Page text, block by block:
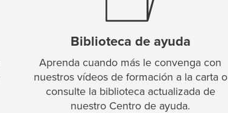
Biblioteca de ayuda
Aprenda cuando más le convenga con
nuestros vídeos de formación a la carta o
consulte la biblioteca actualizada de
nuestro Centro de ayuda.